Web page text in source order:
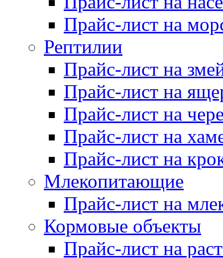
Прайс-лист на
Рептилии
Прайс-лист на
Прайс-лист на
Прайс-лист на
Прайс-лист на
Прайс-лист на
Млекопитающие
Прайс-лист на
Кормовые объекты
Прайс-лист на